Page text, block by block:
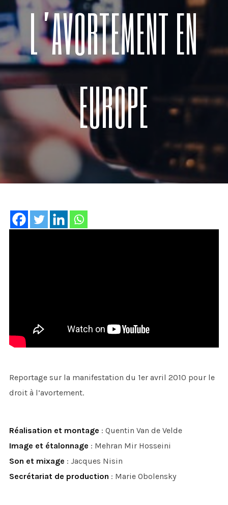
L’AVORTEMENT EN
EUROPE
Reportage sur la manifestation du 1er avril 2010 pour le
droit à l’avortement.
Réalisation et montage : Quentin Van de Velde
Image et étalonnage : Mehran Mir Hosseini
Son et mixage : Jacques Nisin
Secrétariat de production : Marie Obolensky